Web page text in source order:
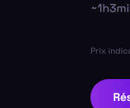
~
Prix